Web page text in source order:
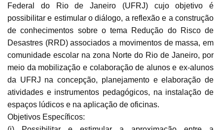
Federal do Rio de Janeiro (UFRJ) cujo objetivo é
possibilitar e estimular o diálogo, a reflexão e a construção
de conhecimentos sobre o tema Redução do Risco de
Desastres (RRD) associados a movimentos de massa, em
comunidade escolar na zona Norte do Rio de Janeiro, por
meio da mobilização e colaboração de alunos e ex-alunos
da UFRJ na concepção, planejamento e elaboração de
atividades e instrumentos pedagógicos, na instalação de
espaços lúdicos e na aplicação de oficinas.
Objetivos Específicos: